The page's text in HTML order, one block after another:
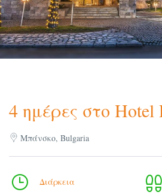
4 ημέρες στο Hotel
Μπάνσκο, Bulgaria
Διάρκεια